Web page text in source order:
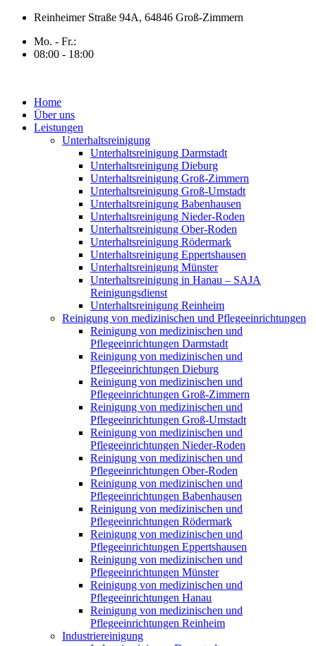
Zum
springen
Reinheimer Straße 94A, 64846 Groß-Zimmern
Mo. - Fr.:
08:00 - 18:00
Home
Über uns
Leistungen
Unterhaltsreinigung
Unterhaltsreinigung Darmstadt
Unterhaltsreinigung Dieburg
Unterhaltsreinigung Groß-Zimmern
Unterhaltsreinigung Groß-Umstadt
Unterhaltsreinigung Babenhausen
Unterhaltsreinigung Nieder-Roden
Unterhaltsreinigung Ober-Roden
Unterhaltsreinigung Rödermark
Unterhaltsreinigung Eppertshausen
Unterhaltsreinigung Münster
Unterhaltsreinigung in Hanau – SAJA
Reinigungsdienst
Unterhaltsreinigung Reinheim
Reinigung von medizinischen und Pflegeeinrichtungen
Reinigung von medizinischen und
Pflegeeinrichtungen Darmstadt
Reinigung von medizinischen und
Pflegeeinrichtungen Dieburg
Reinigung von medizinischen und
Pflegeeinrichtungen Groß-Zimmern
Reinigung von medizinischen und
Pflegeeinrichtungen Groß-Umstadt
Reinigung von medizinischen und
Pflegeeinrichtungen Nieder-Roden
Reinigung von medizinischen und
Pflegeeinrichtungen Ober-Roden
Reinigung von medizinischen und
Pflegeeinrichtungen Babenhausen
Reinigung von medizinischen und
Pflegeeinrichtungen Rödermark
Reinigung von medizinischen und
Pflegeeinrichtungen Eppertshausen
Reinigung von medizinischen und
Pflegeeinrichtungen Münster
Reinigung von medizinischen und
Pflegeeinrichtungen Hanau
Reinigung von medizinischen und
Pflegeeinrichtungen Reinheim
Industriereinigung